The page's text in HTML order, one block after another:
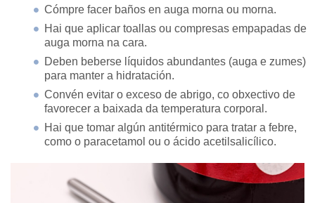
Cómpre facer baños en auga morna ou morna.
Hai que aplicar toallas ou compresas empapadas de
auga morna na cara.
Deben beberse líquidos abundantes (auga e zumes)
para manter a hidratación.
Convén evitar o exceso de abrigo, co obxectivo de
favorecer a baixada da temperatura corporal.
Hai que tomar algún antitérmico para tratar a febre,
como o paracetamol ou o ácido acetilsalicílico.